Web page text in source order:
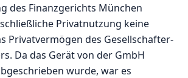
des Finanzgerichts München
Privatnutzung keine
Privatvermögen des Gesellschafter-
Da das Gerät von der GmbH
wurde, war es